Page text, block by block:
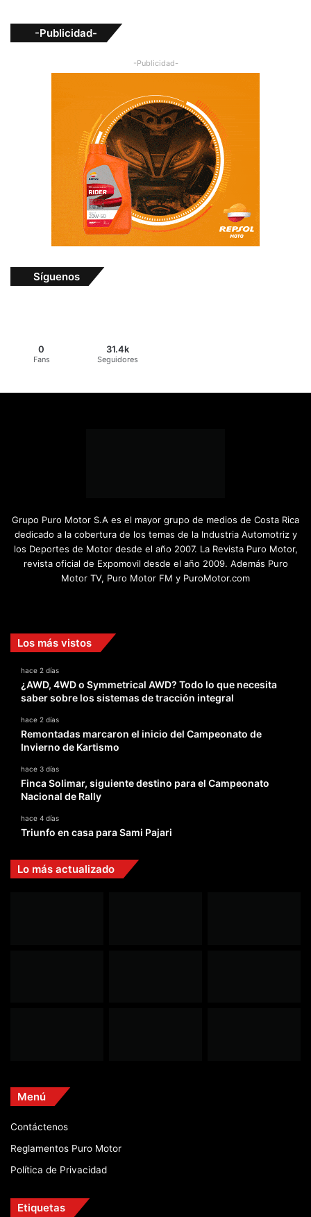
-Publicidad-
-Publicidad-
Síguenos
0
Fans
31.4k
Seguidores
Grupo Puro Motor S.A es el mayor grupo de medios de Costa Rica
dedicado a la cobertura de los temas de la Industria Automotriz y
los Deportes de Motor desde el año 2007. La Revista Puro Motor,
revista oficial de Expomovil desde el año 2009. Además Puro
Motor TV, Puro Motor FM y PuroMotor.com
Los más vistos
hace 2 días
¿AWD, 4WD o Symmetrical AWD? Todo lo que necesita
saber sobre los sistemas de tracción integral
hace 2 días
Remontadas marcaron el inicio del Campeonato de
Invierno de Kartismo
hace 3 días
Finca Solimar, siguiente destino para el Campeonato
Nacional de Rally
hace 4 días
Triunfo en casa para Sami Pajari
Lo más actualizado
Menú
Contáctenos
Reglamentos Puro Motor
Política de Privacidad
Etiquetas